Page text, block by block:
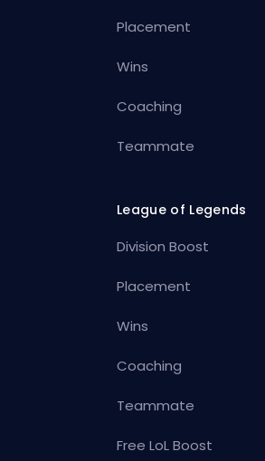
Placement
Wins
Coaching
Teammate
League of Legends
Division Boost
Placement
Wins
Coaching
Teammate
Free LoL Boost